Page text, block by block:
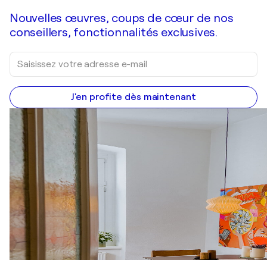
Nouvelles œuvres, coups de cœur de nos
conseillers, fonctionnalités exclusives.
J'en profite dès maintenant